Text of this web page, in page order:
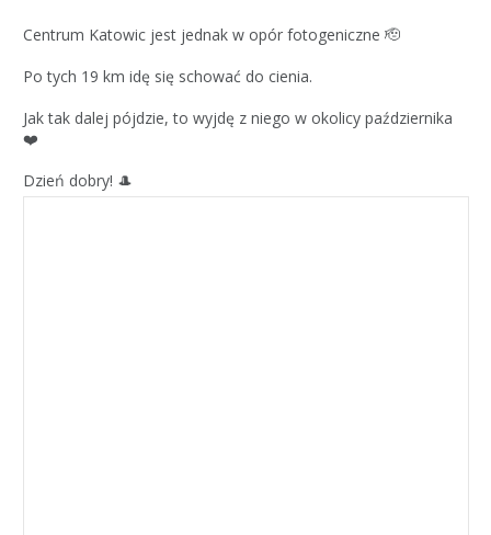
Centrum Katowic jest jednak w opór fotogeniczne 🫡
Po tych 19 km idę się schować do cienia.
Jak tak dalej pójdzie, to wyjdę z niego w okolicy października
❤️
Dzień dobry! 🎩